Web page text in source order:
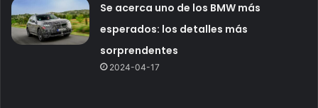
Se acerca uno de los BMW más
esperados: los detalles más
sorprendentes
2024-04-17